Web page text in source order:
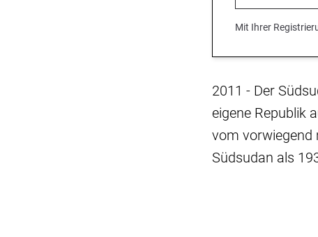
Mit Ihrer
2011 - Der
eigene Republik
vom vorwiegend
Südsudan als